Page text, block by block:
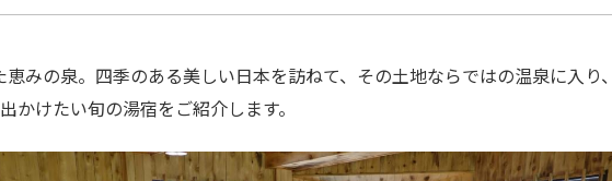
みの泉。四季のある美しい日本を訪ねて、その土地ならではの温泉に入
かけたい旬の湯宿をご紹介します。